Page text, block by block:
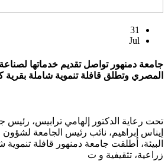
31
Jul
جامعة دمنهور تواصل تقديم خدماتها
المصري وتطلق قافلة تنموية شاملة بقرية
تحت رعاية الدكتور إلهامي ترابيس، رئيس
إيناس إبراهيم، نائب رئيس الجامعة
البيئة، أطلقت جامعة دمنهور قافلة
زراعية، تثقيفية و ت